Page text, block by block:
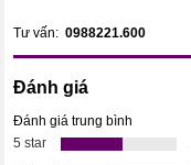
Tư vấn:0988221.600
Đánh giá
Đánh giá trung bình
5 star